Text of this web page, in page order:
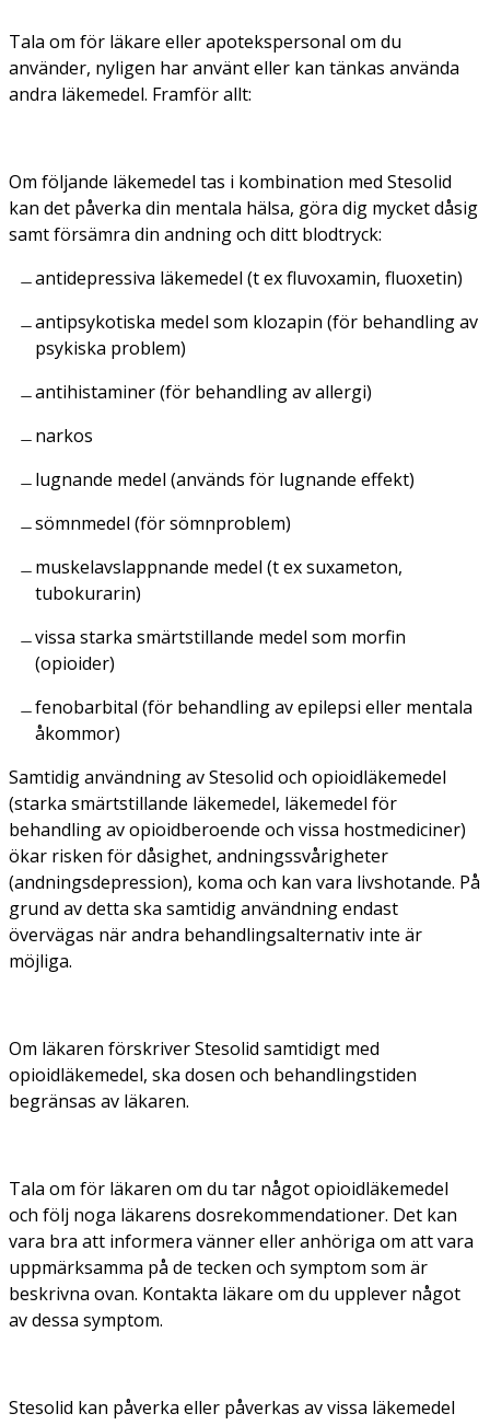
Tala om för läkare eller apotekspersonal om du
använder, nyligen har använt eller kan tänkas använda
andra läkemedel. Framför allt:
Om följande läkemedel tas i kombination med Stesolid
kan det påverka din mentala hälsa, göra dig mycket dåsig
samt försämra din andning och ditt blodtryck:
antidepressiva läkemedel (t ex fluvoxamin, fluoxetin)
antipsykotiska medel som klozapin (för behandling av
psykiska problem)
antihistaminer (för behandling av allergi)
narkos
lugnande medel (används för lugnande effekt)
sömnmedel (för sömnproblem)
muskelavslappnande medel (t ex suxameton,
tubokurarin)
vissa starka smärtstillande medel som morfin
(opioider)
fenobarbital (för behandling av epilepsi eller mentala
åkommor)
Samtidig användning av Stesolid och opioidläkemedel
(starka smärtstillande läkemedel, läkemedel för
behandling av opioidberoende och vissa hostmediciner)
ökar risken för dåsighet, andningssvårigheter
(andningsdepression), koma och kan vara livshotande. På
grund av detta ska samtidig användning endast
övervägas när andra behandlingsalternativ inte är
möjliga.
Om läkaren förskriver Stesolid samtidigt med
opioidläkemedel, ska dosen och behandlingstiden
begränsas av läkaren.
Tala om för läkaren om du tar något opioidläkemedel
och följ noga läkarens dosrekommendationer. Det kan
vara bra att informera vänner eller anhöriga om att vara
uppmärksamma på de tecken och symptom som är
beskrivna ovan. Kontakta läkare om du upplever något
av dessa symptom.
Stesolid kan påverka eller påverkas av vissa läkemedel